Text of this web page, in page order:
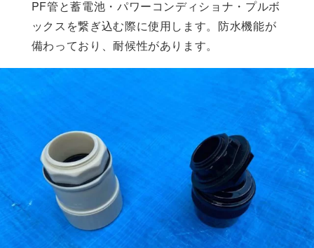
PF管と蓄電池・パワーコンディショナ・プルボ
ックスを繋ぎ込む際に使用します。防水機能が
備わっており、耐候性があります。